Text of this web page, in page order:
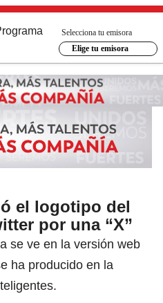
Selecciona tu emisora
Elige tu emisora
el logotipo del
por una “X”
se ve en la versión web
ha producido en la